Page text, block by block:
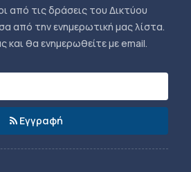
από τις δράσεις του Δικτύου
από την ενημερωτική μας λίστα.
και θα ενημερωθείτε με email.
Εγγραφή